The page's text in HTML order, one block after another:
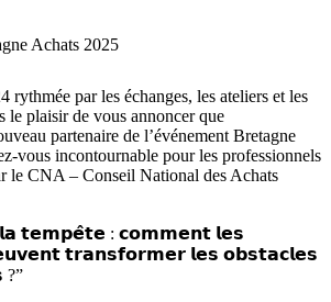
Achats 2025
rythmée par les échanges, les ateliers et les
le plaisir de vous annoncer que
partenaire de l’événement Bretagne
vous incontournable pour les professionnels
le CNA – Conseil National des Achats
𝘁𝗲𝗺𝗽𝗲̂𝘁𝗲 : 𝗰𝗼𝗺𝗺𝗲𝗻𝘁 𝗹𝗲𝘀
𝘁𝗿𝗮𝗻𝘀𝗳𝗼𝗿𝗺𝗲𝗿 𝗹𝗲𝘀 𝗼𝗯𝘀𝘁𝗮𝗰𝗹𝗲𝘀